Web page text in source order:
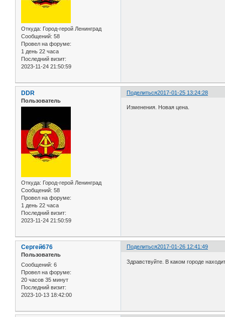
Откуда: Город-герой Ленинград
Сообщений: 58
Провел на форуме:
1 день 22 часа
Последний визит:
2023-11-24 21:50:59
Поделиться2017-01-25 13:24:28
DDR
Пользователь
Откуда: Город-герой Ленинград
Сообщений: 58
Провел на форуме:
1 день 22 часа
Последний визит:
2023-11-24 21:50:59
Изменения. Новая цена.
Поделиться2017-01-26 12:41:49
Сергей676
Пользователь
Сообщений: 6
Провел на форуме:
20 часов 35 минут
Последний визит:
2023-10-13 18:42:00
Здравствуйте. В каком городе